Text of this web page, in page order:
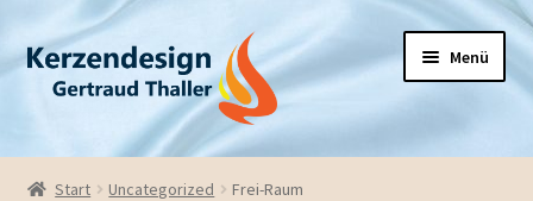
Menü
Hochzeit
Start Uncategorized Frei-Raum